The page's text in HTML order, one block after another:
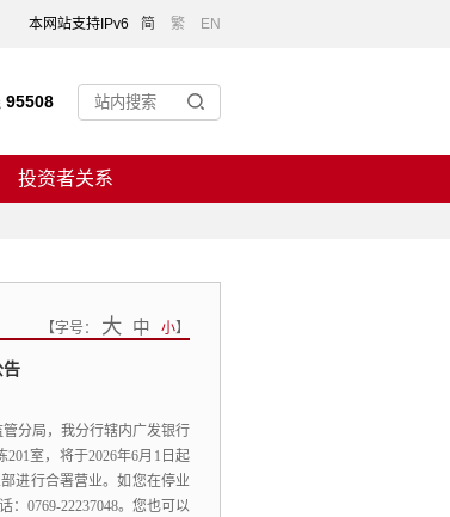
本网站支持IPv6 简 繁 EN
95508
投资者关系
【字号： 大 中 小】
告
分局， 我分行辖内广发银行
室， 将于2026年6月1日起
进行合署营业。如您在停业
0769-22237048。 您也可以